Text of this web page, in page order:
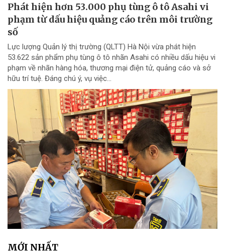
Phát hiện hơn 53.000 phụ tùng ô tô Asahi vi
phạm từ dấu hiệu quảng cáo trên môi trường
số
Lực lượng Quản lý thị trường (QLTT) Hà Nội vừa phát hiện
53.622 sản phẩm phụ tùng ô tô nhãn Asahi có nhiều dấu hiệu vi
phạm về nhãn hàng hóa, thương mại điện tử, quảng cáo và sở
hữu trí tuệ. Đáng chú ý, vụ việc...
MỚI NHẤT